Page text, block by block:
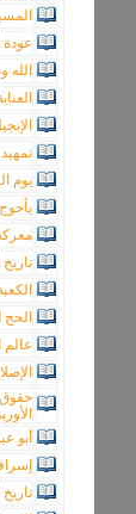
عودة
الله
يوم
الكعبة في
عالم
حقوق
أبو
تاريخ